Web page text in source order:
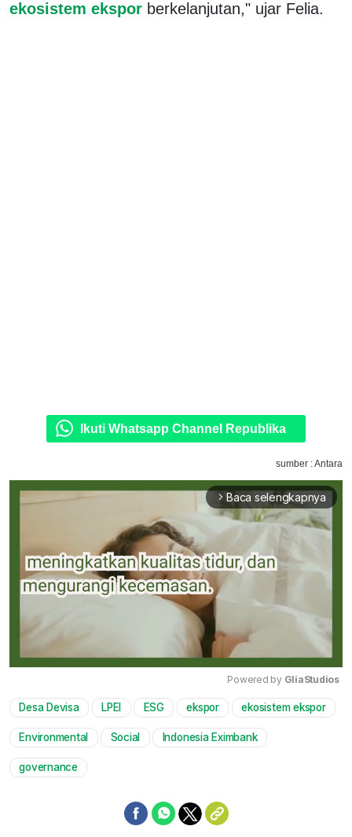
ekosistem ekspor berkelanjutan," ujar Felia.
Ikuti Whatsapp Channel Republika
sumber : Antara
arrow_forward_ios Baca selengkapnya
Mute
Powered by GliaStudios
Desa Devisa LPEI ESG ekspor ekosistem ekspor
Environmental Social Indonesia Eximbank
governance